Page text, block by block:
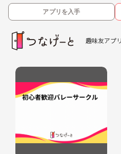
アプリを入手
趣味友アプリ